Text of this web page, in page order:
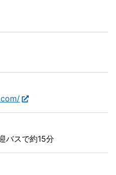
バスで約15分